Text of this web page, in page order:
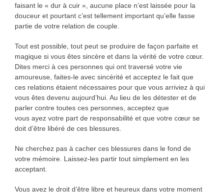
faisant le « dur à cuir », aucune place n’est laissée pour la
douceur et pourtant c’est tellement important qu’elle fasse
partie de votre relation de couple.
Tout est possible, tout peut se produire de façon parfaite et
magique si vous êtes sincère et dans la vérité de votre cœur.
Dites merci à ces personnes qui ont traversé votre vie
amoureuse, faites-le avec sincérité et acceptez le fait que
ces relations étaient nécessaires pour que vous arriviez à qui
vous êtes devenu aujourd’hui. Au lieu de les détester et de
parler contre toutes ces personnes, acceptez que
vous ayez votre part de responsabilité et que votre cœur se
doit d’être libéré de ces blessures.
Ne cherchez pas à cacher ces blessures dans le fond de
votre mémoire. Laissez-les partir tout simplement en les
acceptant.
Vous avez le droit d’être libre et heureux dans votre moment